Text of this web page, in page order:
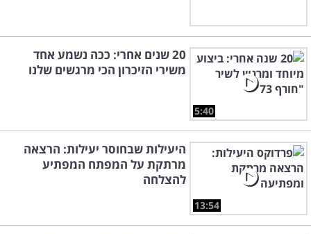
5:40
20 שנים אחרי: ככה נשמע אחד
משירי הזיכרון הכי מרגשים שלנו
13:54
היעילות שבחוסר יעילות: הרצאה
מרתקת על המפתח המפתיע
להצלחה